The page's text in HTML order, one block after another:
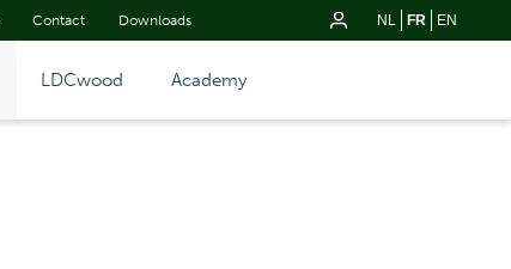
Contact Downloads NL FR EN
LDCwood Academy